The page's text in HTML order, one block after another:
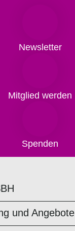
Newsletter
Mitglied werden
Spenden
und Angebote